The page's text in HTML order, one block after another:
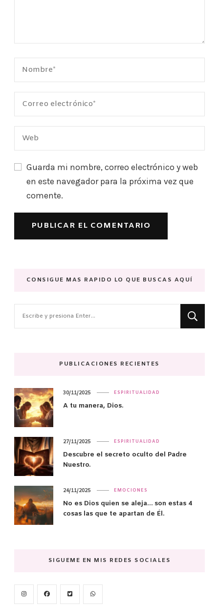
Guarda mi nombre, correo electrónico y web
en este navegador para la próxima vez que
comente.
CONSIGUE MAS RAPIDO LO QUE BUSCAS AQUÍ
PUBLICACIONES RECIENTES
ESPIRITUALIDAD
A tu manera, Dios.
30/11/2025
ESPIRITUALIDAD
Descubre el secreto oculto del Padre
Nuestro.
27/11/2025
EMOCIONES
No es Dios quien se aleja… son estas 4
cosas las que te apartan de Él.
24/11/2025
SIGUEME EN MIS REDES SOCIALES